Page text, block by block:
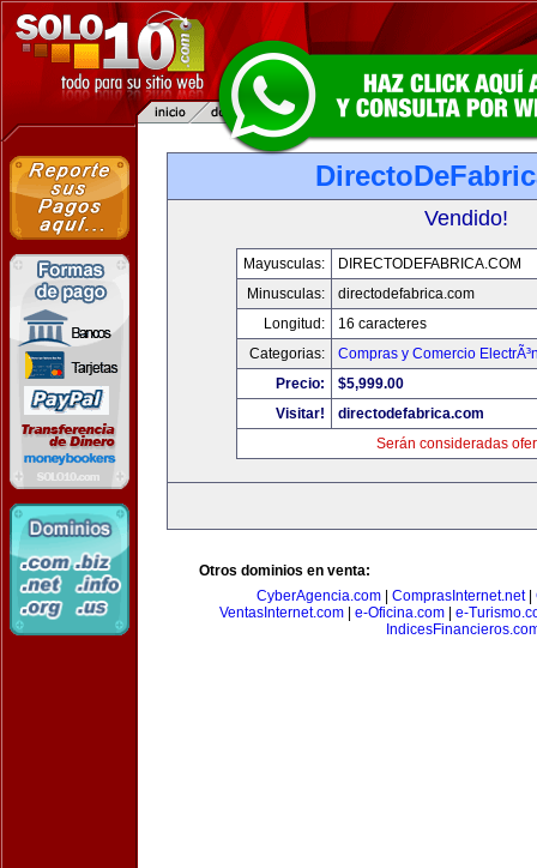
Vendido!
Mayusculas:
DIRECTODEFABRICA.COM
Minusculas:
directodefabrica.com
Longitud:
16 caracteres
Categorias:
Compras y Comercio
Precio:
$5,999.00
Visitar!
directodefabrica.com
Serán consideradas
Otros dominios en venta:
CyberAgencia.com| ComprasInternet.net|
VentasInternet.com
e-Oficina.com
e-